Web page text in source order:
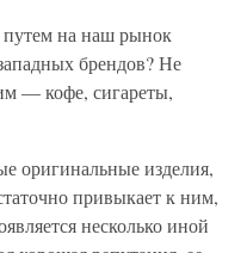
путем на наш рынок
брендов? Не
— кофе, сигареты,
оригинальные изделия,
привыкает к ним,
несколько иной